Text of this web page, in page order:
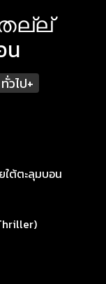
തല്ല്
น
ทั่วไป+
ตะลุมบอน